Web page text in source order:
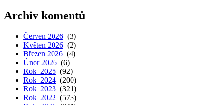
Archiv komentů
Červen 2026 (3)
Květen 2026 (2)
Březen 2026 (4)
Únor 2026 (6)
Rok 2025 (92)
Rok 2024 (200)
Rok 2023 (321)
Rok 2022 (573)